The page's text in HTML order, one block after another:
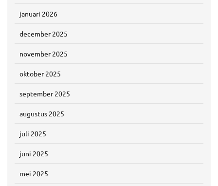
januari 2026
december 2025
november 2025
oktober 2025
september 2025
augustus 2025
juli 2025
juni 2025
mei 2025